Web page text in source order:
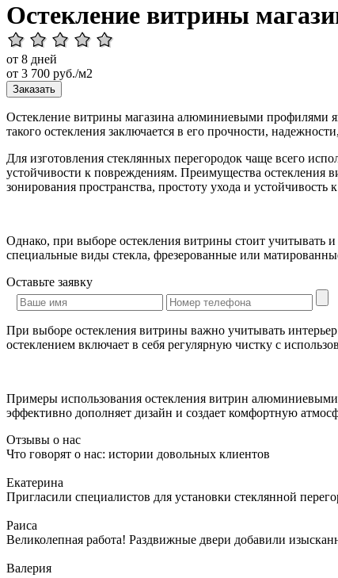
Остекление витрины
от 8 дней
от 3 700 руб./м2
Заказать
Остекление витрины магазина алюминиевыми профилями
такого остекления заключается в его прочности,
Для изготовления стеклянных перегородок чаще всего
устойчивости к повреждениям. Преимущества остекления
зонирования пространства, простоту ухода и
Однако, при выборе остекления витрины стоит учитывать и
специальные виды стекла, фрезерованные или
Оставьте заявку
При выборе остекления витрины важно учитывать
остеклением включает в себя регулярную чистку с
Примеры использования остекления витрин
эффективно дополняет дизайн и создает комфортную
Отзывы о нас
Что говорят о нас: истории довольных клиентов
Екатерина
Пригласили специалистов для установки стеклянной
Раиса
Великолепная работа! Раздвижные двери добавили
Валерия